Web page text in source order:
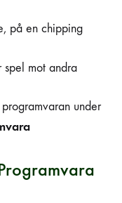
på en chipping
spel mot andra
under